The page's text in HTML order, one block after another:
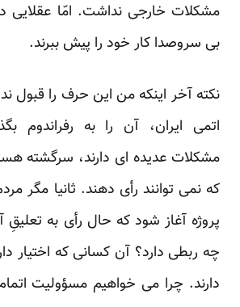
مشکلات خارجی نداشت. امّا عقلایی
بی‏ سروصدا کار خود را پیش ببرند.
نکته آخر اینکه من این حرف را قبول
اتمی ایران، آن را به رفراندوم
مشکلات عدیده‏ ای دارند، سرگشته
که نمی‏ توانند رأی دهند. ثانیا مگر
پروژه آغاز شود که حال رأی به
چه ربطی دارد؟ آن کسانی که اختیار
دارند. چرا می‏ خواهیم مسؤولیت